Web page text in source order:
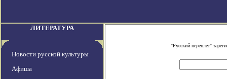
ЛИТЕРАТУРА
Новости русской культуры
Афиша
"Русский переплет"